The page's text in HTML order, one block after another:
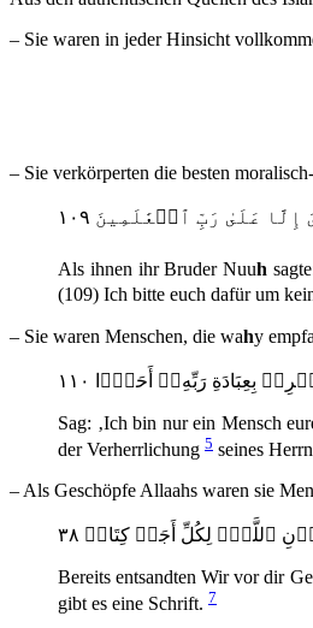
– Sie waren in jeder Hinsicht
– Sie verkörperten die besten
Als ihnen ihr Bruder Nuuh
(109) Ich bitte euch dafür um
– Sie waren Menschen, die wahy
بِعِبَادَةِ رَبِّهِۦٓ أَحَدَۢا ١١٠
Sag: ‚Ich bin nur ein Mensch
der Verherrlichung 5 seines
– Als Geschöpfe Allaahs waren sie
ٱللَّهِۗ لِكُلِّ أَجَلٖ كِتَابٞ ٣٨
Bereits entsandten Wir vor dir
gibt es eine Schrift. 7